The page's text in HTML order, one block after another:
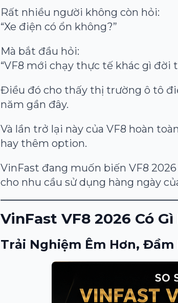
Rất nhiều người không còn hỏi:
“Xe điện có ổn không?”
Mà bắt đầu hỏi:
“VF8 mới chạy thực tế khác gì đời
Điều đó cho thấy thị trường ô tô
năm gần đây.
Và lần trở lại này của VF8 hoàn
hay thêm option.
VinFast đang muốn biến VF8
cho nhu cầu sử dụng hàng ngày
VinFast VF8 2026 Có Gì
Trải Nghiệm Êm Hơn, Đầm